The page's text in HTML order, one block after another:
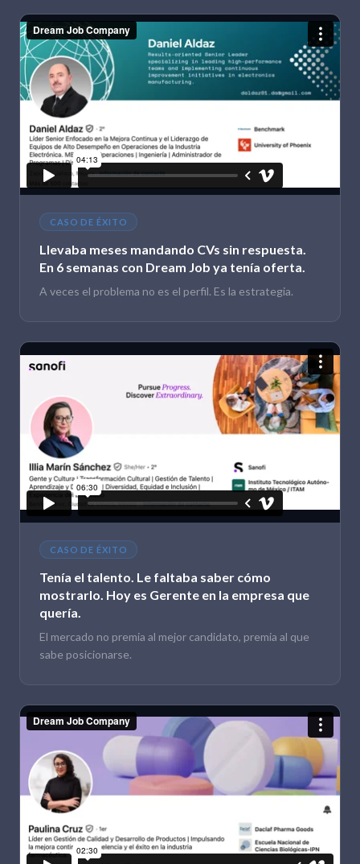
CASO DE ÉXITO
Llevaba meses mandando CVs sin respuesta.
En 6 semanas con Dream Job ya tenía oferta.
A veces el problema no es el perfil. Es la estrategia.
CASO DE ÉXITO
Tenía el talento. Le faltaba saber cómo
mostrarlo. Hoy es Gerente en la empresa que
quería.
El mercado no premia al mejor candidato, premia al que
sabe posicionarse.